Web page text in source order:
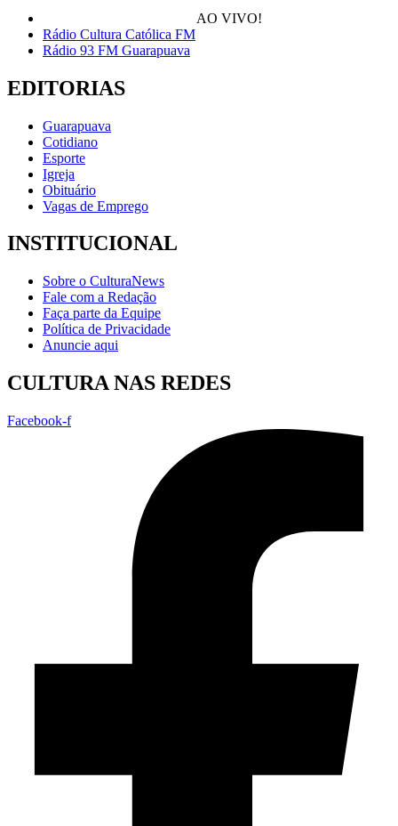
AO VIVO!
Rádio Cultura Católica FM
Rádio 93 FM Guarapuava
EDITORIAS
Guarapuava
Cotidiano
Esporte
Igreja
Obituário
Vagas de Emprego
INSTITUCIONAL
Sobre o CulturaNews
Fale com a Redação
Faça parte da Equipe
Política de Privacidade
Anuncie aqui
CULTURA NAS REDES
Facebook-f